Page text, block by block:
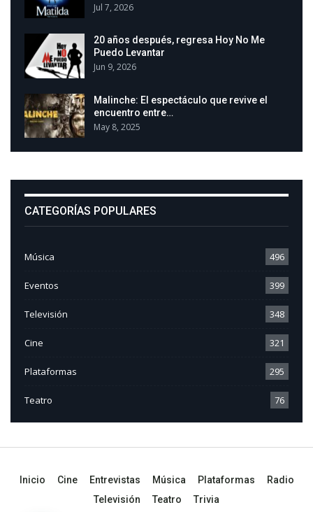
Jul 7, 2026
20 años después, regresa Hoy No Me
Puedo Levantar
Jun 9, 2026
Malinche: El espectáculo que revive el
encuentro entre…
May 8, 2025
CATEGORÍAS POPULARES
Música 496
Eventos 399
Televisión 348
Cine 321
Plataformas 295
Teatro 76
Inicio Cine Entrevistas Música Plataformas
Radio
Televisión
Teatro Trivia